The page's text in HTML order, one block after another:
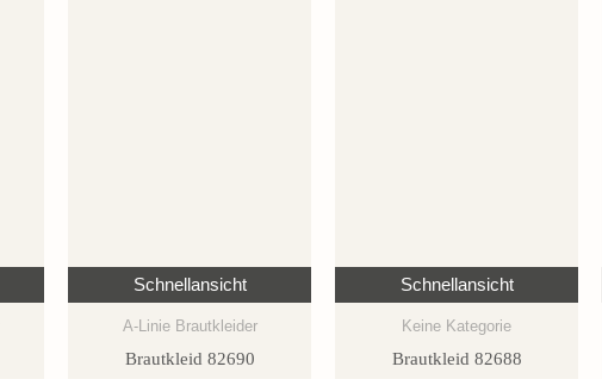
Schnellansicht
A-Linie Brautkleider
Brautkleid 82690
Schnellansicht
Keine Kategorie
Brautkleid 82688